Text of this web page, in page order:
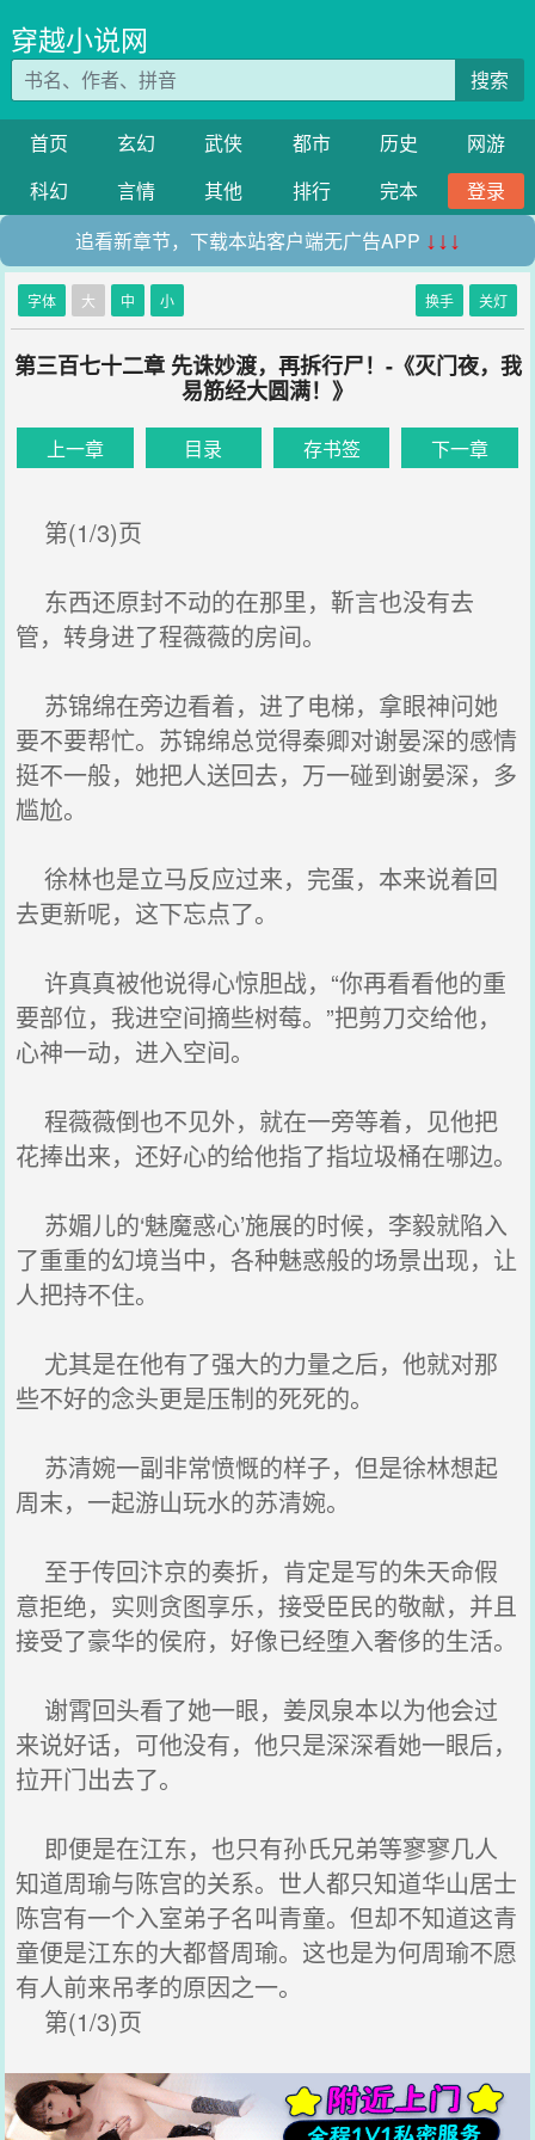
穿越小说网
搜索
首页 玄幻 武侠 都市 历史
网游
科幻
言情 其他 排行 完本
登录
追看新章节，下载本站客户端无广告APP ↓↓↓
字体 大 中 小 换手 关灯
第三百七十二章 先诛妙渡，再拆行尸！-《灭门夜，我
易筋经大圆满！》
上一章 目录 存书签 下一章
第(1/3)页
东西还原封不动的在那里，靳言也没有去
管，转身进了程薇薇的房间。
苏锦绵在旁边看着，进了电梯，拿眼神问她
要不要帮忙。苏锦绵总觉得秦卿对谢晏深的感情
挺不一般，她把人送回去，万一碰到谢晏深，多
尴尬。
徐林也是立马反应过来，完蛋，本来说着回
去更新呢，这下忘点了。
许真真被他说得心惊胆战，“你再看看他的重
要部位，我进空间摘些树莓。”把剪刀交给他，
心神一动，进入空间。
程薇薇倒也不见外，就在一旁等着，见他把
花捧出来，还好心的给他指了指垃圾桶在哪边。
苏媚儿的‘魅魔惑心’施展的时候，李毅就陷入
了重重的幻境当中，各种魅惑般的场景出现，让
人把持不住。
尤其是在他有了强大的力量之后，他就对那
些不好的念头更是压制的死死的。
苏清婉一副非常愤慨的样子，但是徐林想起
周末，一起游山玩水的苏清婉。
至于传回汴京的奏折，肯定是写的朱天命假
意拒绝，实则贪图享乐，接受臣民的敬献，并且
接受了豪华的侯府，好像已经堕入奢侈的生活。
谢霄回头看了她一眼，姜凤泉本以为他会过
来说好话，可他没有，他只是深深看她一眼后，
拉开门出去了。
即便是在江东，也只有孙氏兄弟等寥寥几人
知道周瑜与陈宫的关系。世人都只知道华山居士
陈宫有一个入室弟子名叫青童。但却不知道这青
童便是江东的大都督周瑜。这也是为何周瑜不愿
有人前来吊孝的原因之一。
第(1/3)页